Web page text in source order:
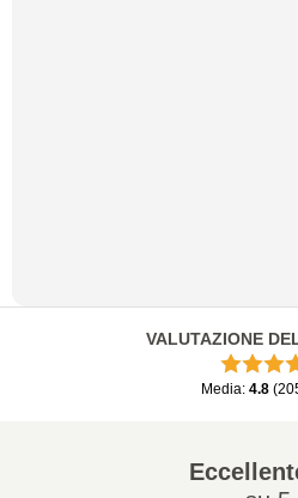
VALUTAZIONE
Media: 4.8 (